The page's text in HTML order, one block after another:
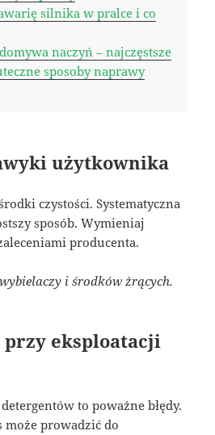
silnika w pralce i co
naczyń – najczęstsze
sposoby naprawy
użytkownika
czystości. Systematyczna
sposób. Wymieniaj
producenta.
i środków żrących.
przy eksploatacji
to poważne błędy.
może prowadzić do